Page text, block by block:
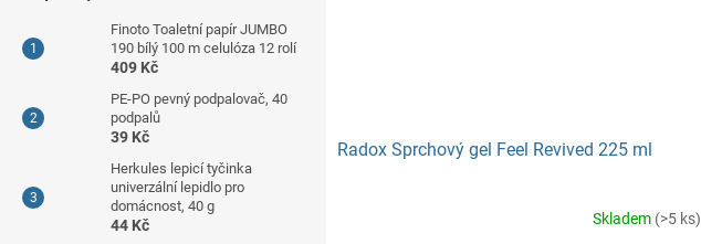
Finoto Toaletní papír JUMBO
190 bílý 100 m celulóza 12 rolí
409 Kč
PE-PO pevný podpalovač, 40
podpalů
39 Kč
Herkules lepicí tyčinka
univerzální lepidlo pro
domácnost, 40 g
44 Kč
Radox Sprchový gel Feel Revived 225 ml
Skladem (>5 ks)